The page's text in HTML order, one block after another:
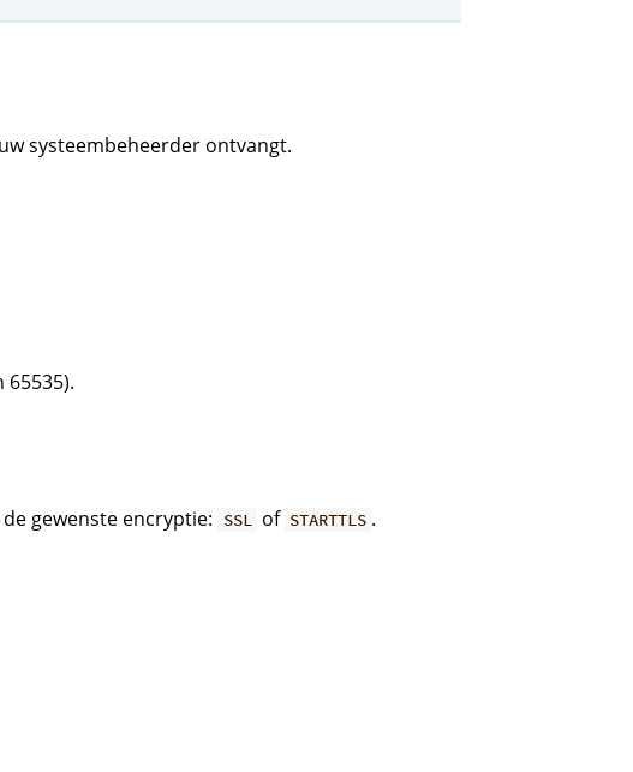
systeembeheerder ontvangt.
65535).
de gewenste encryptie: SSL of STARTTLS .